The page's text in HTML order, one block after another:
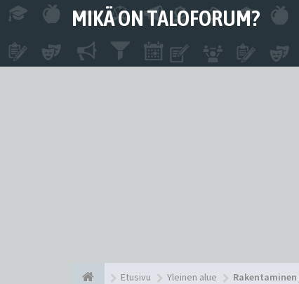
MIKÄ ON TALOFORUM?
Etusivu Yleinen alue